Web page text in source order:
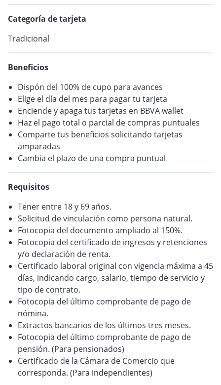
VER BLOG
Categoría de tarjeta
Tradicional
Beneficios
Dispón del 100% de cupo para avances
Elige el día del mes para pagar tu tarjeta
Enciende y apaga tus tarjetas en BBVA wallet
Haz el pago total o parcial de compras puntuales
Comparte tus beneficios solicitando tarjetas
amparadas
Cambia el plazo de una compra puntual
Requisitos
Tener entre 18 y 69 años.
Solicitud de vinculación como persona natural.
Fotocopia del documento ampliado al 150%.
Fotocopia del certificado de ingresos y retenciones
y/o declaración de renta.
Certificado laboral original con vigencia máxima a 45
días, indicando cargo, salario, tiempo de servicio y
tipo de contrato.
Fotocopia del último comprobante de pago de
nómina.
Extractos bancarios de los últimos tres meses.
Fotocopia del último comprobante de pago de
pensión. (Para pensionados)
Certificado de la Cámara de Comercio que
corresponda. (Para independientes)